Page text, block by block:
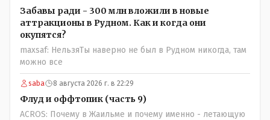
Забавы ради - 300 млн вложили в новые
аттракционы в Рудном. Как и когда они
окупятся?
maxsaf: НельзяТы наверно не был в Рудном никогда, там
можно все
saba 8 августа 2026 г. в 22:29
Флуд и оффтопик (часть 9)
ACROS: Почему в Жаильме и почему именно - летающую